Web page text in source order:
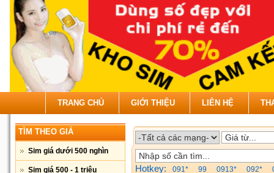
TRANG CHỦ GIỚI THIỆU LIÊN HỆ
TÌM THEO GIÁ
Sim giá dưới 500 nghìn
Sim giá 500 - 1 triệu Hotkey: 091* 99 0913* 092*